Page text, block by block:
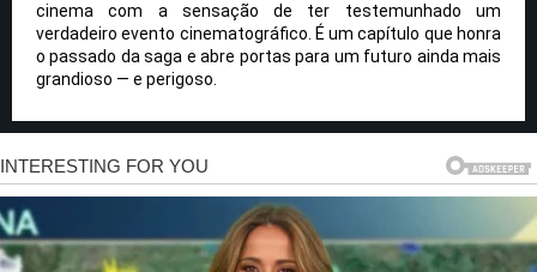
cinema com a sensação de ter testemunhado um
verdadeiro evento cinematográfico. É um capítulo que honra
o passado da saga e abre portas para um futuro ainda mais
grandioso — e perigoso.